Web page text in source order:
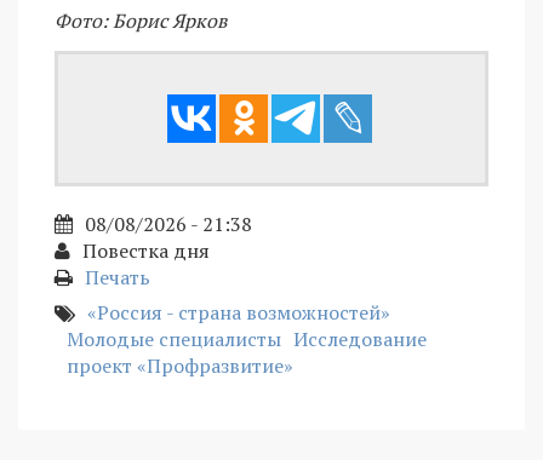
Фото: Борис Ярков
08/08/2026 - 21:38
Повестка дня
Печать
«Россия - страна возможностей»
Молодые специалисты Исследование
проект «Профразвитие»